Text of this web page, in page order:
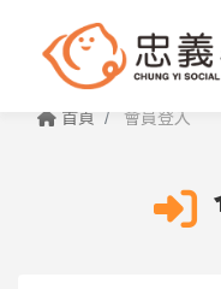
首頁 會員登入